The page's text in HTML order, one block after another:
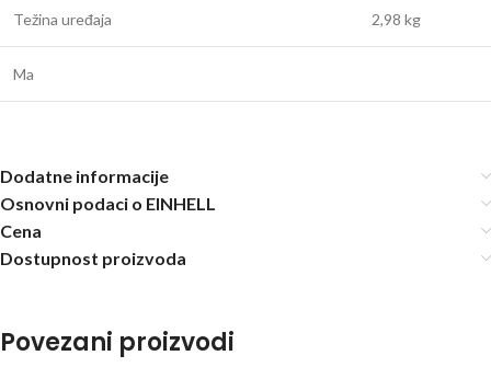
Težina uređaja 2,98 kg
Ma
Dodatne informacije
Osnovni podaci o EINHELL
Cena
Dostupnost proizvoda
Povezani proizvodi